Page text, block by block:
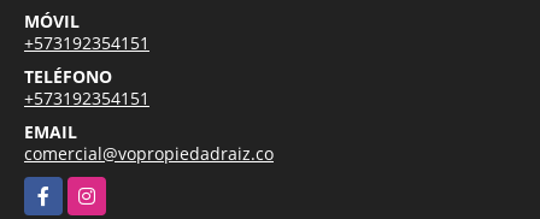
MÓVIL
+573192354151
TELÉFONO
+573192354151
EMAIL
comercial@vopropiedadraiz.co
FacebookInstagram